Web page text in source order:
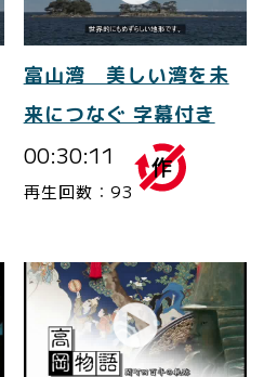
富山湾 美しい湾を未
来につなぐ 字幕付き
00:30:11
再生回数：93